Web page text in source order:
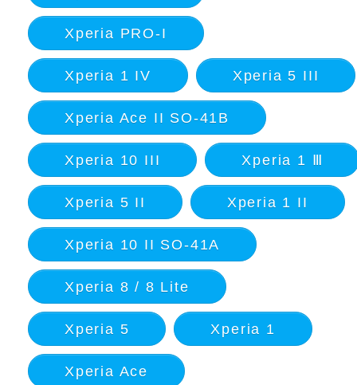
Xperia PRO-I
Xperia 1 IV Xperia 5 III
Xperia Ace II SO-41B
Xperia 10 III Xperia 1 Ⅲ
Xperia 5 II Xperia 1 II
Xperia 10 II SO-41A
Xperia 8 / 8 Lite
Xperia 5 Xperia 1
Xperia Ace